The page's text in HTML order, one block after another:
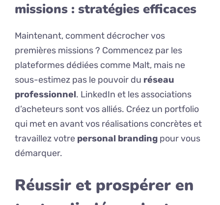
missions : stratégies efficaces
Maintenant, comment décrocher vos
premières missions ? Commencez par les
plateformes dédiées comme Malt, mais ne
sous-estimez pas le pouvoir du réseau
professionnel. LinkedIn et les associations
d’acheteurs sont vos alliés. Créez un portfolio
qui met en avant vos réalisations concrètes et
travaillez votre personal branding pour vous
démarquer.
Réussir et prospérer en